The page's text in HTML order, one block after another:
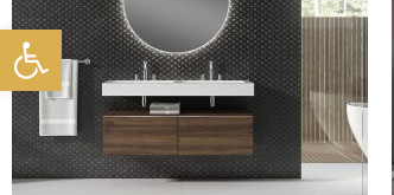
Abrir barra de herramientas